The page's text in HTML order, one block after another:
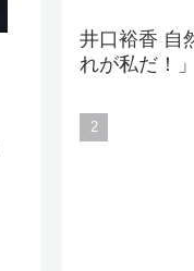
井口裕香 自
れが私だ！